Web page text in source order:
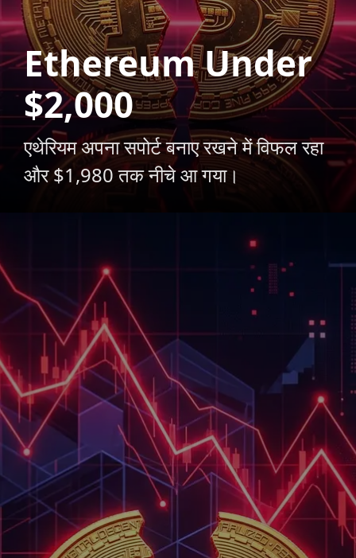
Ethereum Under
$2,000
एथेरियम अपना सपोर्ट बनाए रखने में विफल रहा
और $1,980 तक नीचे आ गया।